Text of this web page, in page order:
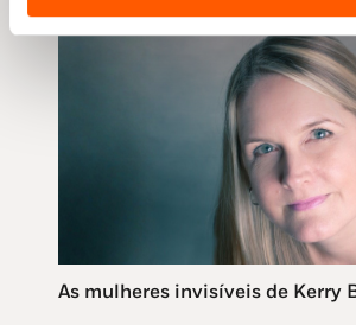
As mulheres invisíveis de Kerry